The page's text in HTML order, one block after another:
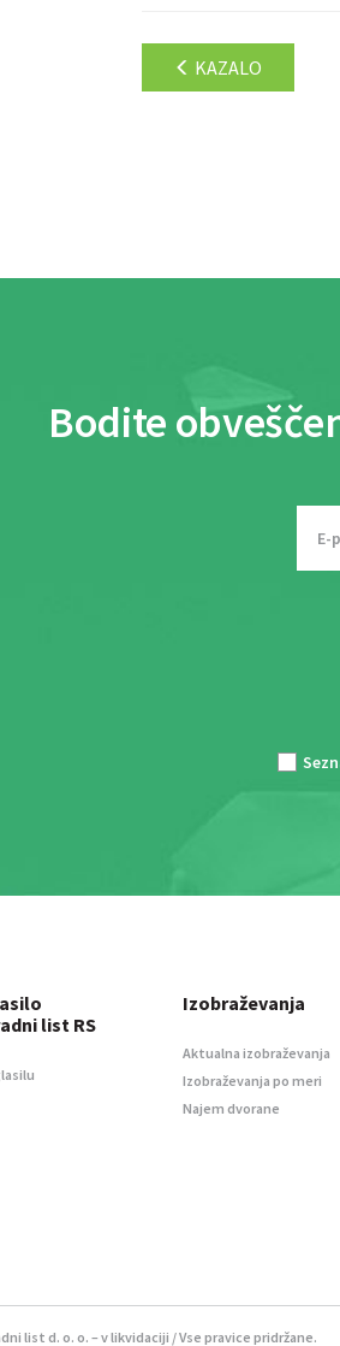
KAZALO
Bodite
list RS
Izobraževanja
Aktualna izobraževanja
Izobraževanja po meri
Najem dvorane
list d. o. o. – v likvidaciji / Vse pravice pridržane.